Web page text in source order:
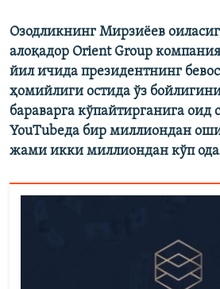
Озодликнинг Мирзиëев
алоқадор Orient Group
йил ичида президентнинг
ҳомийлиги остида ўз
бараварга кўпайтирганига
YouTubeда бир миллиондан
жами икки миллиондан кўп